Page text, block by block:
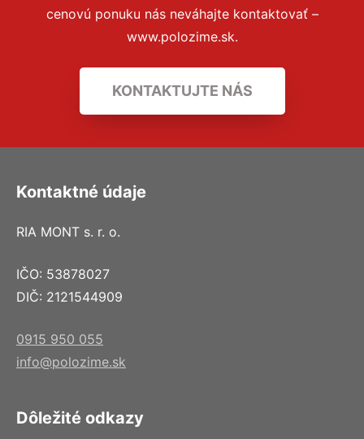
cenovú ponuku nás neváhajte kontaktovať –
www.polozime.sk.
KONTAKTUJTE NÁS
Kontaktné údaje
RIA MONT s. r. o.
IČO: 53878027
DIČ: 2121544909
0915 950 055
info@polozime.sk
Dôležité odkazy